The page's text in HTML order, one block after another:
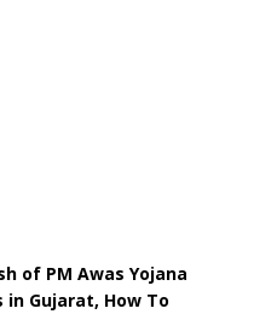
of PM Awas Yojana
in Gujarat, How To